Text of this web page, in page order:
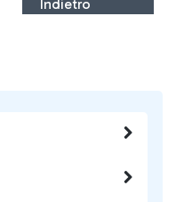
Indietro